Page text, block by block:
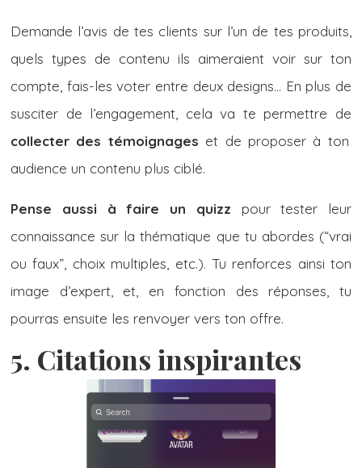
Demande l’avis de tes clients sur l’un de tes produits,
quels types de contenu ils aimeraient voir sur ton
compte, fais-les voter entre deux designs… En plus de
susciter de l’engagement, cela va te permettre de
collecter des témoignages et de proposer à ton
audience un contenu plus ciblé.
Pense aussi à faire un quizz pour tester leur
connaissance sur la thématique que tu abordes (“vrai
ou faux”, choix multiples, etc.). Tu renforces ainsi ton
image d’expert, et, en fonction des réponses, tu
pourras ensuite les renvoyer vers ton offre.
5. Citations inspirantes